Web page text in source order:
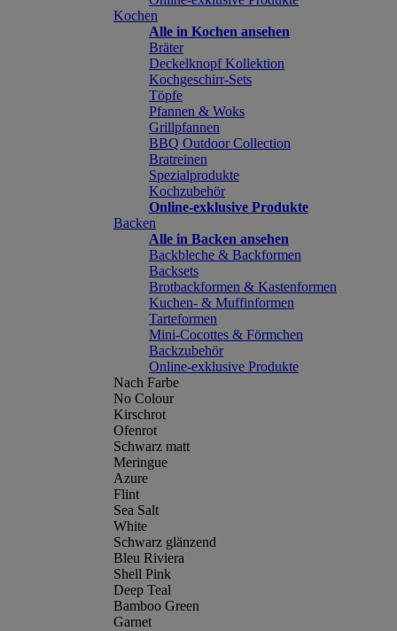
Kochen
Alle in Kochen ansehen
Bräter
Deckelknopf Kollektion
Kochgeschirr-Sets
Töpfe
Pfannen & Woks
Grillpfannen
BBQ Outdoor Collection
Bratreinen
Spezialprodukte
Kochzubehör
Online-exklusive Produkte
Backen
Alle in Backen ansehen
Backbleche & Backformen
Backsets
Brotbackformen & Kastenformen
Kuchen- & Muffinformen
Tarteformen
Mini-Cocottes & Förmchen
Backzubehör
Online-exklusive Produkte
Nach Farbe
No Colour
Kirschrot
Ofenrot
Schwarz matt
Meringue
Azure
Flint
Sea Salt
White
Schwarz glänzend
Bleu Riviera
Shell Pink
Deep Teal
Bamboo Green
Garnet